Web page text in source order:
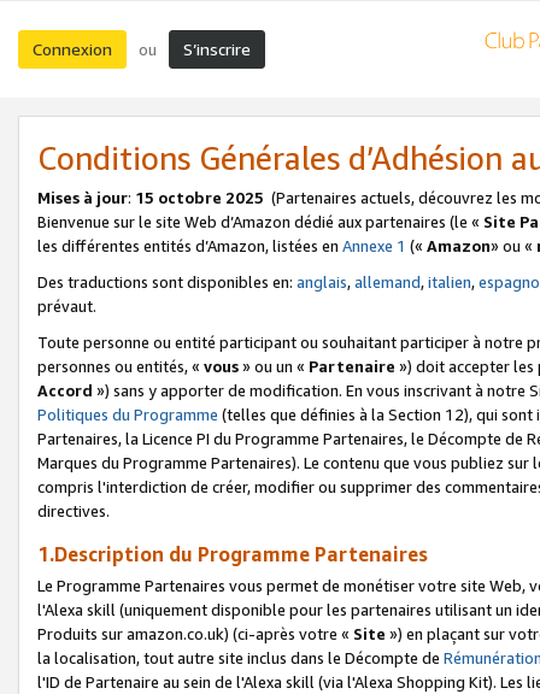
Connexion ou S’inscrire
Conditions Générales d’Adhésion
Mises à jour: 15 octobre 2025 (Partenaires actuels, découvrez les
Bienvenue sur le site Web d’Amazon dédié aux partenaires (le « Site
les différentes entités d’Amazon, listées en Annexe 1 (« Amazon» ou «
Des traductions sont disponibles en: anglais,allemand,italien,
prévaut.
Toute personne ou entité participant ou souhaitant participer à notre
personnes ou entités, « vous» ou un « Partenaire ») doit accepter les
Accord ») sans y apporter de modification. En vous inscrivant à notre
Politiques du Programme (telles que définies à la Section 12), qui
Partenaires, la Licence PI du Programme Partenaires, le Décompte de
Marques du Programme Partenaires). Le contenu que vous publiez
compris l'interdiction de créer, modifier ou supprimer des
directives.
1.Description du Programme Partenaires
Le Programme Partenaires vous permet de monétiser votre site Web,
l'Alexa skill (uniquement disponible pour les partenaires utilisant un
Produits sur amazon.co.uk) (ci-après votre « Site ») en plaçant sur
la localisation, tout autre site inclus dans le Décompte de
l'ID de Partenaire au sein de l'Alexa skill (via l'Alexa Shopping Kit).